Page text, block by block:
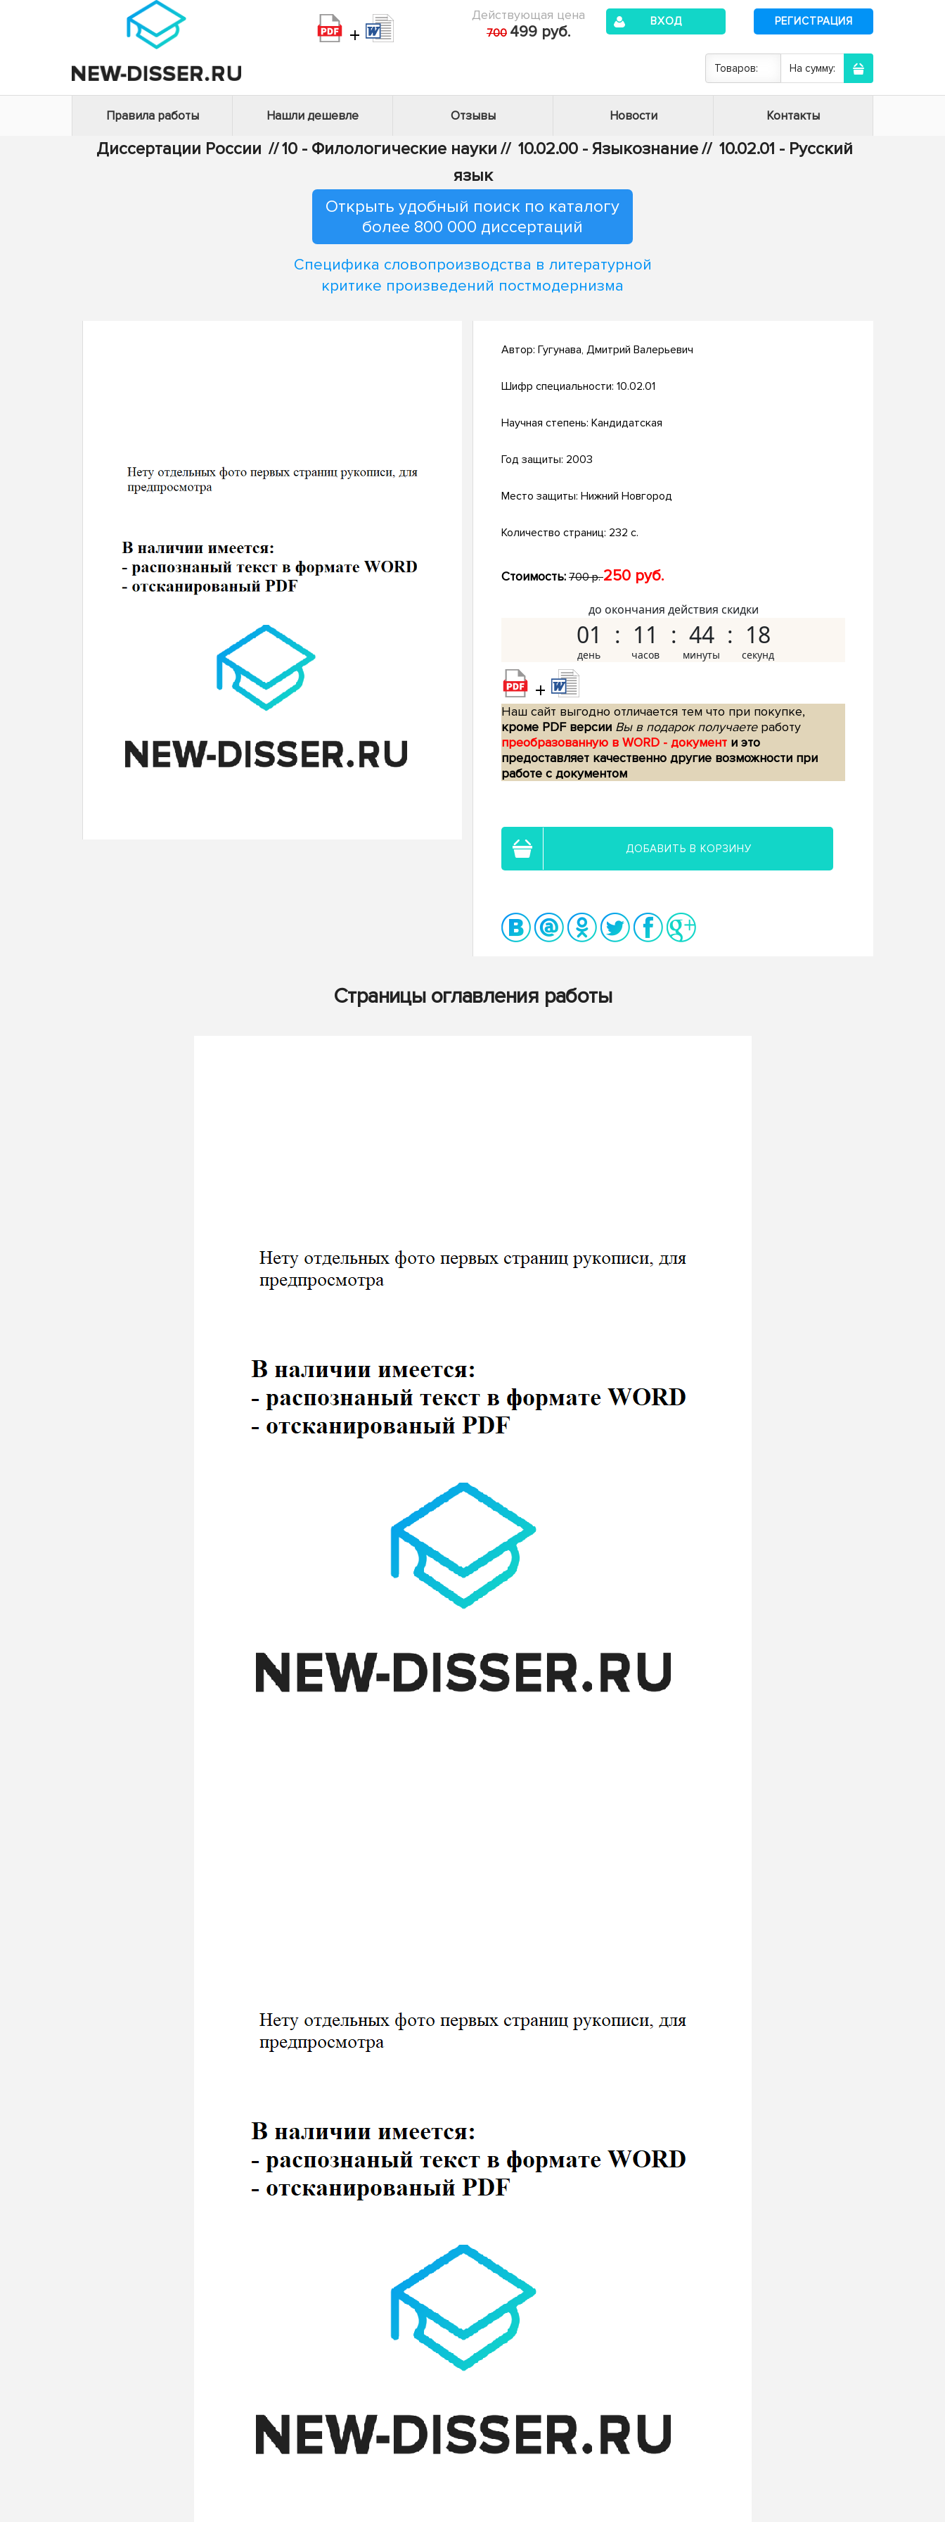
+
Действующая цена
700 499 руб.
ВХОД РЕГИСТРАЦИЯ
Товаров: На сумму:
Правила работы Нашли дешевле Отзывы Новости Контакты
Диссертации России //10 - Филологические науки // 10.02.00 - Языкознание// 10.02.01 - Русский
язык
Открыть удобный поиск по каталогу
более 800 000 диссертаций
Специфика словопроизводства в литературной
критике произведений постмодернизма
Автор: Гугунава, Дмитрий Валерьевич
Шифр специальности: 10.02.01
Научная степень: Кандидатская
Год защиты: 2003
Место защиты: Нижний Новгород
Количество страниц: 232 с.
Стоимость: 700 р.250 руб.
до окончания действия скидки
01 11 44 17
+
Наш сайт выгодно отличается тем что при покупке,
кроме PDF версии Вы в подарок получаетеработу
преобразованную в WORD - документ и это
предоставляет качественно другие возможности при
работе с документом
ДОБАВИТЬ В КОРЗИНУ
Страницы оглавления работы